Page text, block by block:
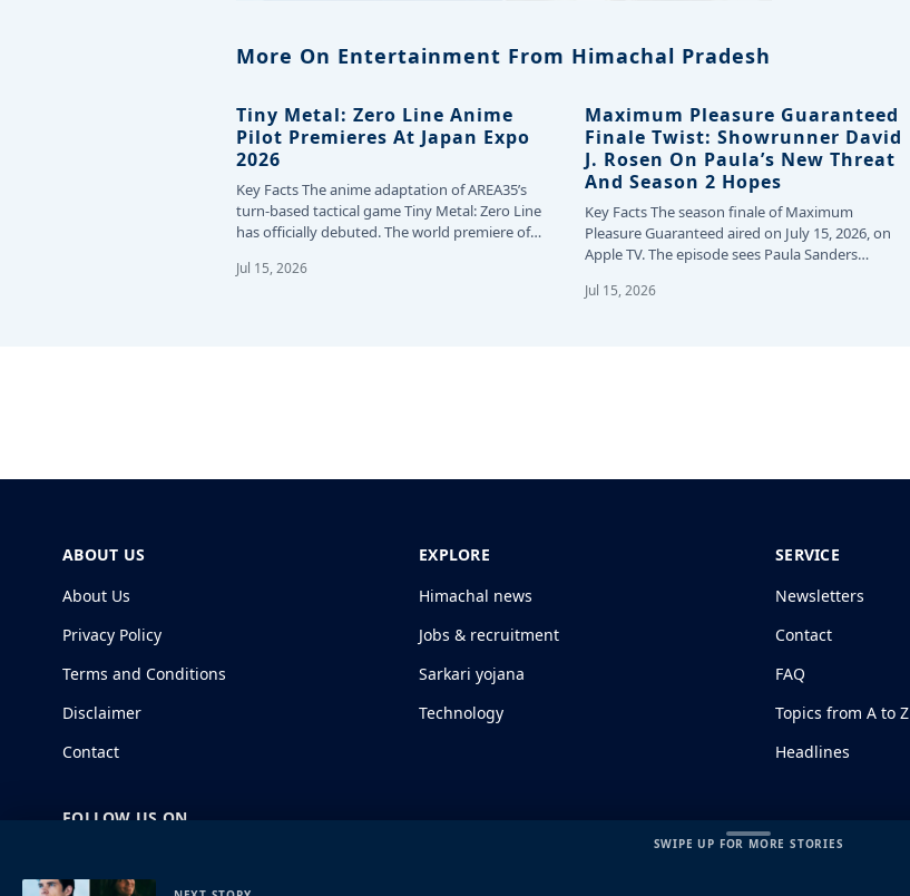
More On Entertainment From Himachal Pradesh
Tiny Metal: Zero Line Anime
Pilot Premieres At Japan Expo
2026
Key Facts The anime adaptation of AREA35’s
turn-based tactical game Tiny Metal: Zero Line
has officially debuted. The world premiere of
Jul 15, 2026
Maximum Pleasure Guaranteed
Finale Twist: Showrunner David
J. Rosen On Paula’s New Threat
And Season 2 Hopes
Key Facts The season finale of Maximum
Pleasure Guaranteed aired on July 15, 2026, on
Apple TV. The episode sees Paula Sanders…
Jul 15, 2026
SWIPE UP FOR MORE STORIES
ABOUT US
About Us
Privacy Policy
Terms and Conditions
Disclaimer
Contact
EXPLORE
Himachal news
Jobs & recruitment
Sarkari yojana
Technology
SERVICE
Newsletters
Contact
FAQ
Topics from A to Z
Headlines
FOLLOW US ON